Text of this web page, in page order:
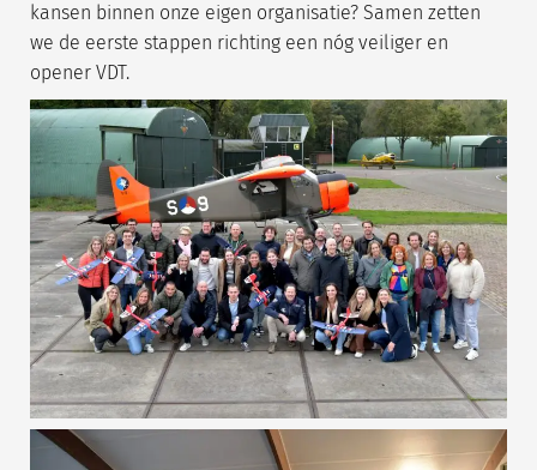
kansen binnen onze eigen organisatie? Samen zetten
we de eerste stappen richting een nóg veiliger en
opener VDT.